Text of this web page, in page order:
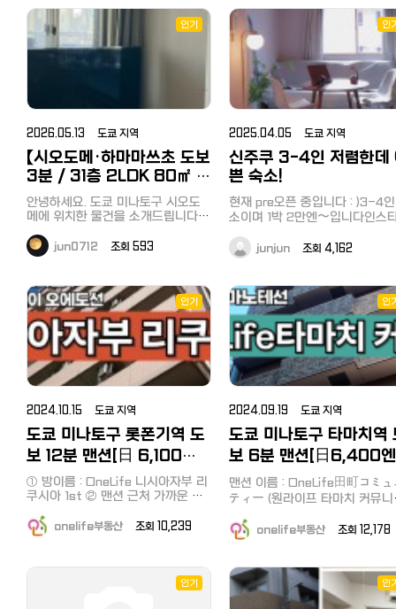
住宅街に位置し、東京で1ヶ月以上
滞在する方、ワーキングホリデー、
留学生、出張者におすすめです。 ✅
居可能 最小契約期間1ヶ月 ペット
大型スーパーマーケットがあり、生
活がとても便利です。 鎌田・五反
田方面移動が便利です。 オンライ
ン相談と契約可能 ???? 客室設
備 ベッド 冷蔵庫 電子レンジ 洗濯
機 エアコン デスク 椅子 収納スペ
（布団、枕など） バスタオル キャ
リアのみ持ってすぐ入居可能です。
品がすべて用意されており、すぐに
生活を始めることができます。
????契約ガイド 入居可能日：即
入居可能 最小契約期間： 1ヶ月
月利用料： 1ヶ月利用時130,000
円 授業料：入居者の負担 公課金
代行：月20,000円追加 長期利用
割引：長期契約時に割引可能です
のでお問い合わせください。 初期
費用：短期契約の場合、前払い月
税＋デポジット100,000円 ペッ
ト：種類と数に応じて相談できま
す。ペット同伴の場合、清掃費
20,000円が追加されます。 契約可
能書類：写真付き身分証明書があ
れば契約可能です。 契約と支払
案内致します。 ????申請方法 入
居をご希望の方は下記情報をお送
소개드립니다. 닛뽀리, 우에노 방면
이동이 편리하고 도심 접근성도
수한 편으로 다음과 같은 분들에
추천드립니다. ✔️ 워킹홀리데이 비
자로 집을 구하시는 분 ✔️아카몽카
이일본어학교로 어학연수 준비
는 분 ✔️닛뽀리 / 우에노 방면으로
거주지를 생각하고 계신분 ✔️ 초기
비용을 저렴하게 풀옵션 원룸을
호하는 분 "게이세이본선(京成本線)
오하나자야(お花茶屋) 도보 11분"
오하나자야 맨션 비용 안내 ✔️ 월세
[광열비 : 12,000엔 포함] - B타입 :
타입 : 91,000엔/ 19.46㎡ (약
평) ※ 전기 / 수도 / 가스 / 인터넷
이 12,000엔을 넘지 않으면 별
추가 비용 부담이 없습니다. ✔️ 계약
조건 - 1인 거주 - 3개월 단위 계약
[비자 유무와 관계 없이 계약 가
※ 단기 체류부터 장기 체류까지
연하게 이용 가능합니다. ✔️ 보증금 :
4만엔 [퇴실 청소비 + 초기 구비
되는 초기 정착 비용을 크게 줄
있습니다. ✅ 기본 가구/가전(풀옵
션) 입주 후 바로 생활 가능 하도록
기본적인 가구, 가전이 구비되어
자, 커튼, 수납장, 신발장, TV, 냉
고, 세탁기, 전자레인지, 청소기,
✔️ 건물 정보 - 건물 구조 : 철근콘
년 5월 ✔️ 건물 시설 - 외부 현관 오
토락,엘리베이터, 우편함, 주류장
료) ● 이치이 먼슬리맨션 상세한 상
인기
2026.05.13 도쿄 지역
【시오도메·하마마쓰초 도보
3분 / 31층 2LDK 80㎡ /
풀옵션 완비】 도쿄 미나토
구 초특급지 단기거주…
안녕하세요. 도쿄 미나토구 시오도
메에 위치한 물건을 소개드립니다.
주세요 방 정보 주소: 도쿄도 미나토
구 가이간 1초메 아쿠티 시오도메 31
JR 하마마쓰초역·오에도선 다이몬
역 도보 약 3분 도쿄 모노레일 하마
마쓰초역 근처 → 하네다 공항까지
약 15분 도쿄 타워·긴자·쓰키지 도
보권 완비 사항 가구·가전·침구 모
두 완비 → 짐만 들고 바로 입주 가
능 Wi-Fi 포함 한국어·영어 응대 가
능 비용 항목 금액 월 이용료（집세
37〜45만엔 2인 셰어 시 1인당 약
18〜20만엔 ※ 구체적인 금액은 상
담 후 결정 이용 조건 최소 이용 기
간: 3개월 이상 1인 단독 / 2인 셰어
/ 법인 이용 모두 가능 비흡연자만
가능（건물 전체 금연） 반려동물
불가 층간소음·이웃 트러블 우려되
는 분은 사양합니다 ⚠️ 클로젯 일부
에 집주인 짐이 보관되어 있습니다
에 방문 일정을 조율하므로 프라이
버시는 존중됩니다. 오히려 주인과
jun0712 조회 593
인
2025.04.05 도쿄 지역
신주쿠 3-4인 저렴한데
쁜 숙소!
현재 pre오픈 중입니다 : )3-4
소이며 1박 2만엔〜입니다인스
싱글배드 3대소파배드 1대냉장
럼세탁기전자렌지에어컨다이닝
장, 올리브오일 )수건 1인2매 (추
시 사전 요청)바디워시, 샴푸, 컨
너샤워타월일회용 칫솔헤어 스
이드라이어 2개판고데기, 봉고
포켓wifi발코니장기예약시 필요
신 물품 구비해드립니다: )대형
터, 모니터암 등
junjun 조회 4,162
인기
2024.10.15 도쿄 지역
도쿄 미나토구 롯폰기역 도
보 12분 맨션[日 6,100
엔・풀옵션・할인 캠페인
中]
① 방이름 : OneLife 니시아자부 리
쿠시아 1st ② 맨션 근처 가까운 역 :
리맨션 (최소 한달 단위부터 계약)
④ 3개월 이상 계약시 : 日 6,100엔
준으로 공휴일과, 주말을 제외하고,
평일 오전 9시부터 ~ 오후 6시까지
onelife부동산 조회 10,239
인
2024.09.19 도쿄 지역
도쿄 미나토구 타마치역
보 6분 맨션[日6,400
풀옵션・할인 캠페인 中]
맨션 이름 : OneLife田町コミュ
ティー (원라이프 타마치 커뮤니
14-12 가까운 역 : 山手線田町
상세보기 링크
▶https://www.onelife-
weekly.jp/search/data.php?
onelife부동산 조회
인기 인